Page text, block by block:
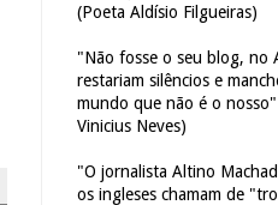
(Poeta Aldísio Filgueiras)
"Não fosse o seu blog, no
restariam silêncios e
mundo que não é o
Vinicius Neves)
"O jornalista Altino
os ingleses chamam de